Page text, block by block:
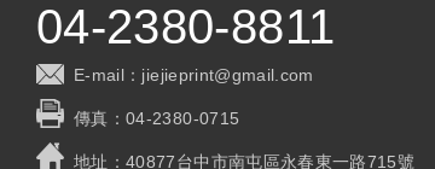
04-2380-8811
E-mail： jiejieprint@gmail.com
傳真：04-2380-0715
地址：40877台中市南屯區永春東一路715號